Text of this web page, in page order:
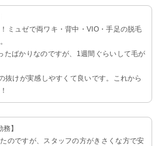
ミュゼで両ワキ・背中・VIO・手足の脱毛
たばかりなのですが、1週間ぐらいして毛が
抜けが実感しやすくて良いです。これから
】
のですが、スタッフの方がきさくな方で安